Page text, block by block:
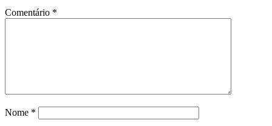
Comentário *
Nome *